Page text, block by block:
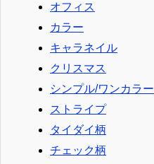
オフィス
カラー
キャラネイル
クリスマス
シンプル/ワンカラー
ストライプ
タイダイ柄
チェック柄